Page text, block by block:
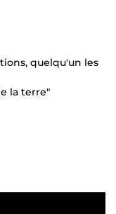
quelqu'un les
la terre"